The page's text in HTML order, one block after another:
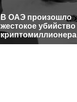
В ОАЭ произошло
жестокое убийство
криптомиллионера